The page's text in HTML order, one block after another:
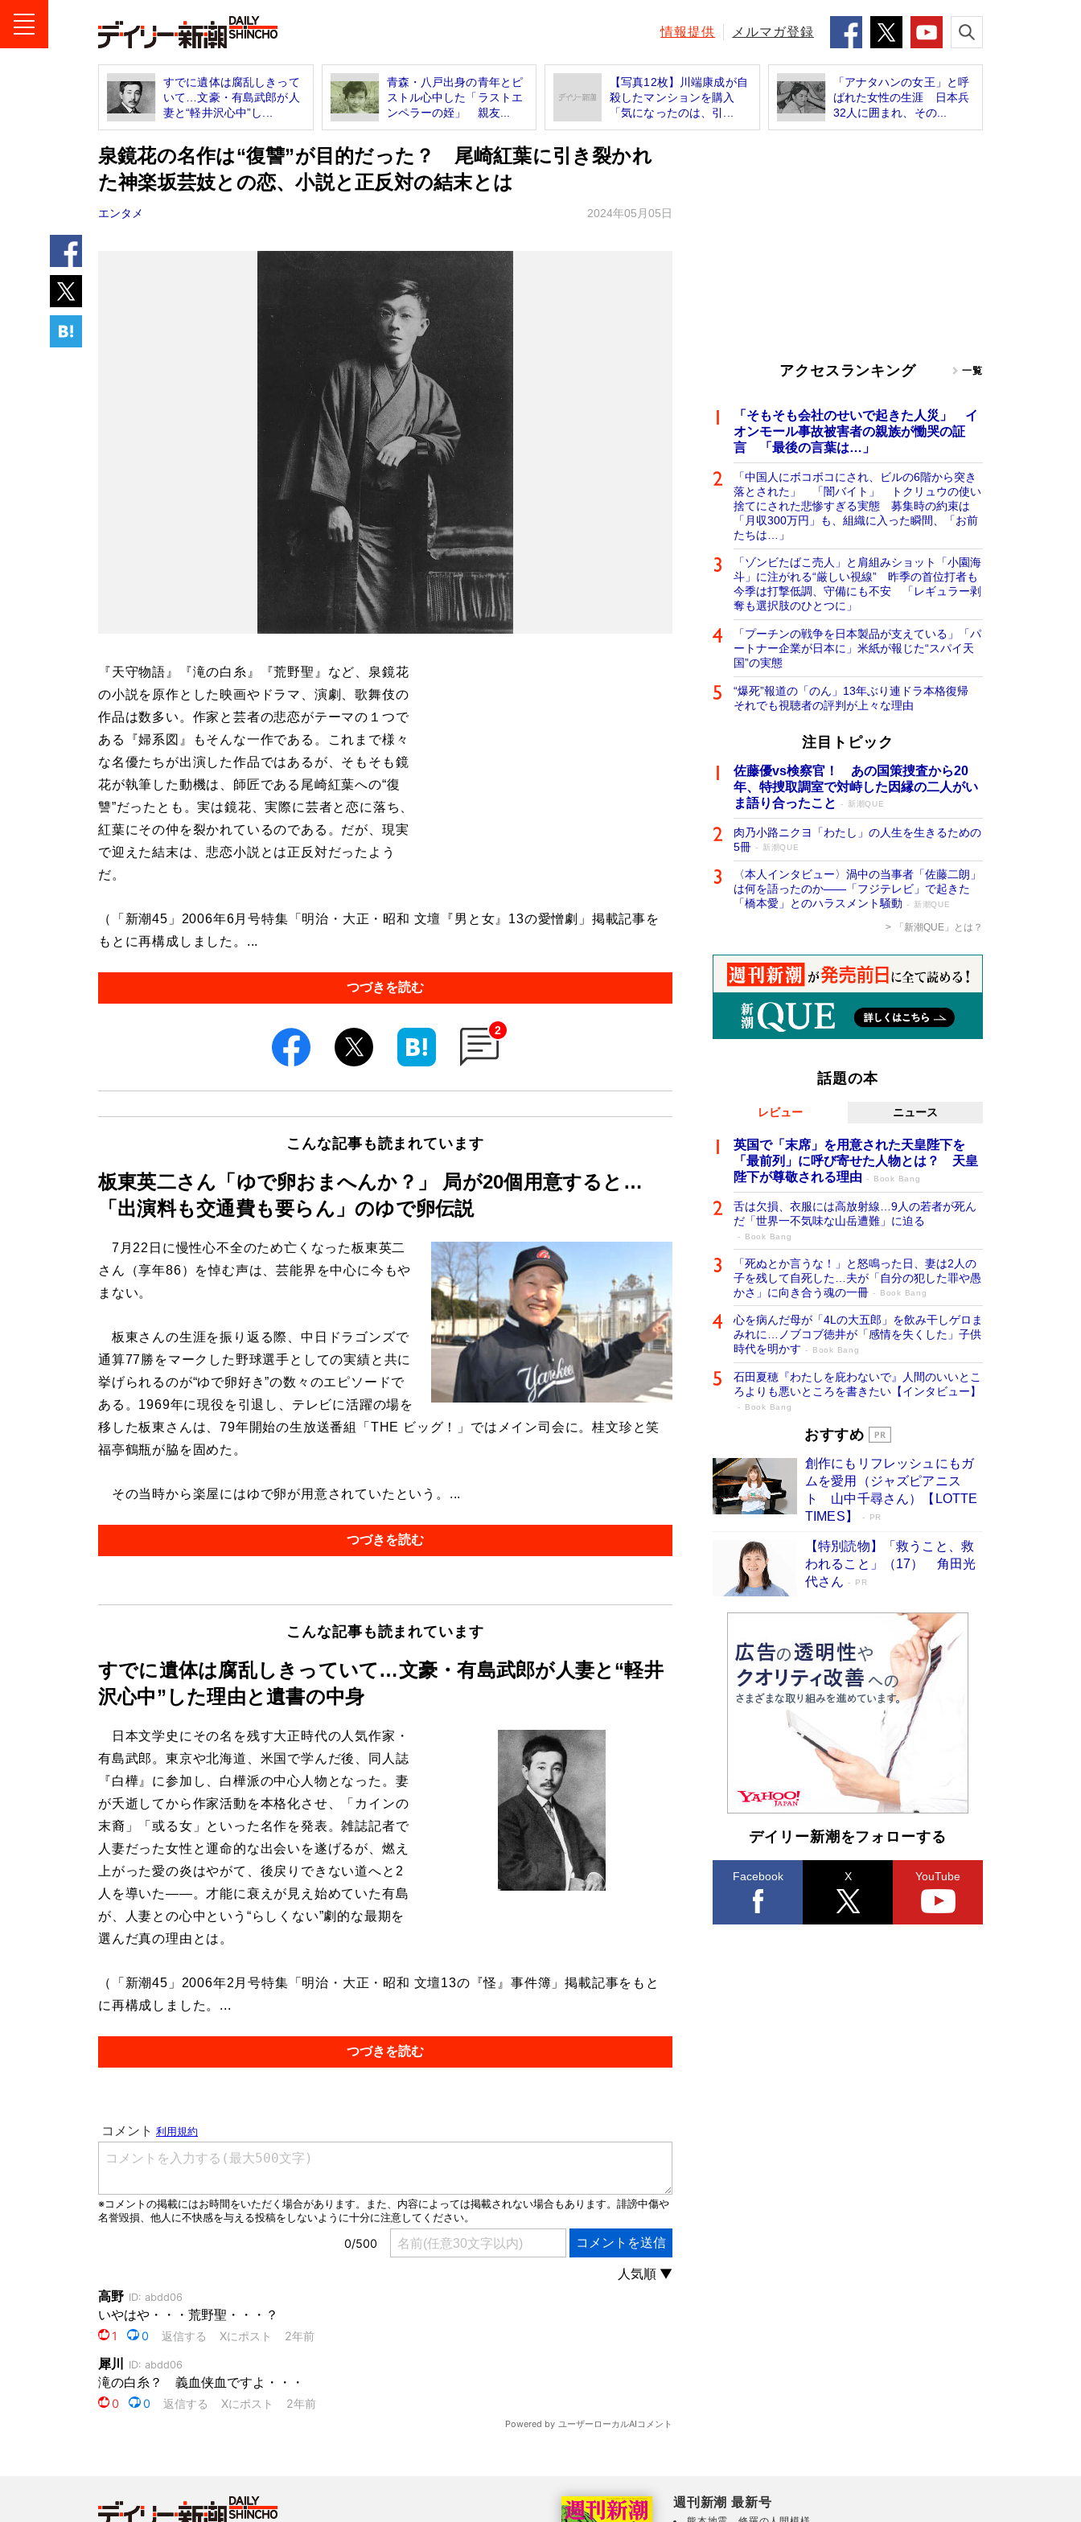
情報提供 メルマガ登録
すでに遺体は腐乱しきって
いて…文豪・有島武郎が人
妻と“軽井沢心中”し...
青森・八戸出身の青年とピ
ストル心中した「ラストエ
ンペラーの姪」 親友...
【写真12枚】川端康成が自
殺したマンションを購入
「気になったのは、引...
「アナタハンの女王」と呼
ばれた女性の生涯 日本兵
32人に囲まれ、その...
泉鏡花の名作は“復讐”が目的だった？ 尾崎紅葉に引き裂かれ
た神楽坂芸妓との恋、小説と正反対の結末とは
エンタメ 2024年05月05日
『天守物語』『滝の白糸』『荒野聖』など、泉鏡花
の小説を原作とした映画やドラマ、演劇、歌舞伎の
作品は数多い。作家と芸者の悲恋がテーマの１つで
ある『婦系図』もそんな一作である。これまで様々
な名優たちが出演した作品ではあるが、そもそも鏡
花が執筆した動機は、師匠である尾崎紅葉への“復
讐”だったとも。実は鏡花、実際に芸者と恋に落ち、
紅葉にその仲を裂かれているのである。だが、現実
で迎えた結末は、悲恋小説とは正反対だったよう
だ。
（「新潮45」2006年6月号特集「明治・大正・昭和 文壇『男と女』13の愛憎劇」掲載記事を
もとに再構成しました。...
つづきを読む
2
こんな記事も読まれています
板東英二さん「ゆで卵おまへんか？」 局が20個用意すると…
「出演料も交通費も要らん」のゆで卵伝説
7月22日に慢性心不全のため亡くなった板東英二
さん（享年86）を悼む声は、芸能界を中心に今もや
まない。
板東さんの生涯を振り返る際、中日ドラゴンズで
通算77勝をマークした野球選手としての実績と共に
挙げられるのが“ゆで卵好き”の数々のエピソードで
ある。1969年に現役を引退し、テレビに活躍の場を
移した板東さんは、79年開始の生放送番組「THE ビッグ！」ではメイン司会に。桂文珍と笑
福亭鶴瓶が脇を固めた。
その当時から楽屋にはゆで卵が用意されていたという。...
つづきを読む
こんな記事も読まれています
すでに遺体は腐乱しきっていて…文豪・有島武郎が人妻と“軽井
沢心中”した理由と遺書の中身
日本文学史にその名を残す大正時代の人気作家・
有島武郎。東京や北海道、米国で学んだ後、同人誌
『白樺』に参加し、白樺派の中心人物となった。妻
が夭逝してから作家活動を本格化させ、「カインの
末裔」「或る女」といった名作を発表。雑誌記者で
人妻だった女性と運命的な出会いを遂げるが、燃え
上がった愛の炎はやがて、後戻りできない道へと2
人を導いた――。才能に衰えが見え始めていた有島
が、人妻との心中という“らしくない”劇的な最期を
選んだ真の理由とは。
（「新潮45」2006年2月号特集「明治・大正・昭和 文壇13の『怪』事件簿」掲載記事をもと
に再構成しました。...
つづきを読む
アクセスランキング 一覧
「そもそも会社のせいで起きた人災」 イ
オンモール事故被害者の親族が慟哭の証
言 「最後の言葉は…」
「中国人にボコボコにされ、ビルの6階から突き
落とされた」 「闇バイト」 トクリュウの使い
捨てにされた悲惨すぎる実態 募集時の約束は
「月収300万円」も、組織に入った瞬間、「お前
たちは…」
「ゾンビたばこ売人」と肩組みショット「小園海
斗」に注がれる“厳しい視線” 昨季の首位打者も
今季は打撃低調、守備にも不安 「レギュラー剥
奪も選択肢のひとつに」
「プーチンの戦争を日本製品が支えている」「パ
ートナー企業が日本に」米紙が報じた“スパイ天
国”の実態
“爆死”報道の「のん」13年ぶり連ドラ本格復帰
それでも視聴者の評判が上々な理由
注目トピック
佐藤優vs検察官！ あの国策捜査から20
年、特捜取調室で対峙した因縁の二人がい
ま語り合ったこと
新潮QUE
肉乃小路ニクヨ「わたし」の人生を生きるための
5冊
新潮QUE
〈本人インタビュー〉渦中の当事者「佐藤二朗」
は何を語ったのか――「フジテレビ」で起きた
「橋本愛」とのハラスメント騒動
新潮QUE
「新潮QUE」とは？
話題の本
レビュー ニュース
英国で「末席」を用意された天皇陛下を
「最前列」に呼び寄せた人物とは？ 天皇
陛下が尊敬される理由
Book Bang
舌は欠損、衣服には高放射線…9人の若者が死ん
だ「世界一不気味な山岳遭難」に迫る
Book Bang
「死ぬとか言うな！」と怒鳴った日、妻は2人の
子を残して自死した…夫が「自分の犯した罪や愚
かさ」に向き合う魂の一冊
Book Bang
心を病んだ母が「4Lの大五郎」を飲み干しゲロま
みれに…ノブコブ徳井が「感情を失くした」子供
時代を明かす
Book Bang
石田夏穂『わたしを庇わないで』人間のいいとこ
ろよりも悪いところを書きたい【インタビュー】
Book Bang
「叱って伸びるやつは、褒めたらもっと伸
た“人を育てるコツ”…芸への考え方を明か
す
Book Bang
「『火垂るの墓』は、大嘘である」原作者が抱き
続けた“自責の念”とは…「自己憐憫は描きたくな
い」監督が徹底的にこだわったこと（後編） #
戦争の記憶
Book Bang
美輪明宏 晩年の回答を集めた『ほほえんで生き
るための人生相談』がランクイン［エンターテイ
メントベストセラー］
Book Bang
「宇宙兄弟」最終46巻がベストセラー1位 宇宙
開発への関心を押し上げた18年の物語に幕 特装
版には「宇宙で描かれたマンガ」も収録
Book Bang
友近氏、絶賛！ 鎌倉を舞台に、孤独を抱えた
人々が新たな一歩を踏み出す連作短篇集『海のほ
とりのプラネット』試し読み
Book Bang
おすすめ
創作にもリフレッシュにもガ
ムを愛用（ジャズピアニス
ト 山中千尋さん）【LOTTE
TIMES】
PR
【特別読物】「救うこと、救
われること」（17） 角田光
代さん
PR
デイリー新潮をフォローする
Facebook X YouTube
週刊新潮 最新号